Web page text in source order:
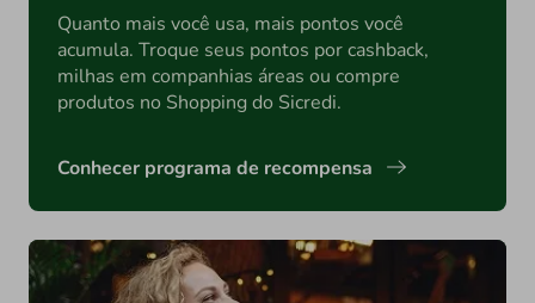
Quanto mais você usa, mais pontos você
acumula. Troque seus pontos por cashback,
milhas em companhias áreas ou compre
produtos no Shopping do Sicredi.
Conhecer programa de recompensa